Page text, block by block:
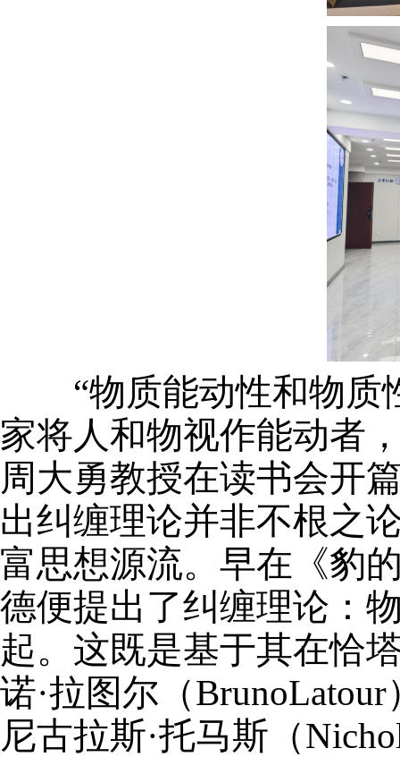
“物质能动性和物质
家将人和物视作能动者
周大勇教授在读书会开
出纠缠理论并非不根之
富思想源流。早在《豹
德便提出了纠缠理论：
起。这既是基于其在恰
诺·拉图尔（
尼古拉斯·托马斯（